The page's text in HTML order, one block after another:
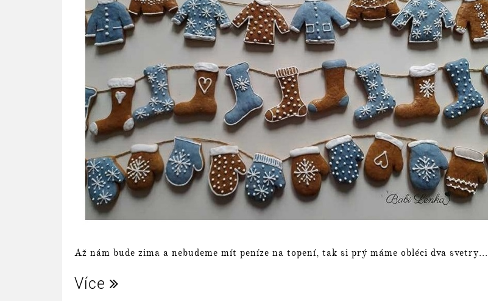
Až nám bude zima a nebudeme mít peníze na topení, tak si prý máme obléci dva svetry...
Více